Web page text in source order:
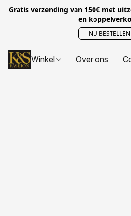
Gratis verzending van 150€ met
en
NU BESTELLEN
Winkel Over ons